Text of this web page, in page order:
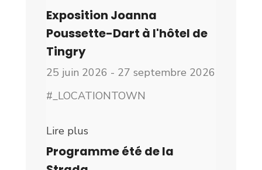
Exposition Joanna
Poussette-Dart à l'hôtel de
Tingry
25 juin 2026 - 27 septembre 2026
#_LOCATIONTOWN
Lire plus
Programme été de la